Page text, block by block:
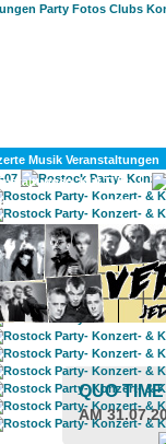
KULTUR
DIVERSES
QUO
AM